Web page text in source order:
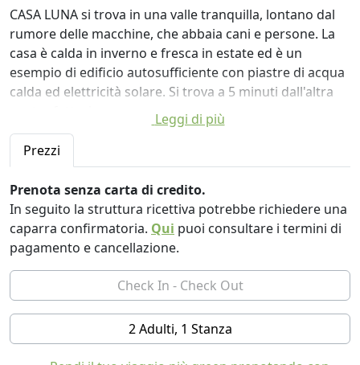
CASA LUNA si trova in una valle tranquilla, lontano dal
rumore delle macchine, che abbaia cani e persone. La
casa è calda in inverno e fresca in estate ed è un
esempio di edificio autosufficiente con piastre di acqua
calda ed elettricità solare. Si trova a 5 minuti dall'altra
Casa Luna è una piccola stalla recentemente rinnovata,
si trova vicino al nostro altro cottage in affitto, quindi se
viaggi con amici o famiglia e vorresti essere vicino a
loro, ma hai il tuo spazio separato è l'ideale.
È quasi il 100% di energia autosufficiente con elettricità
solare e acqua calda e una stufa a legna. Accogliente in
inverno e fresco in estate. (C'è un piccolo fornello a gas
È un affascinante cottage con molte caratteristiche
uniche: una porta stabile, piastrelle locali, travi
tradizionali e tetto in bambù, ecc.
Lo spazio è compatto, ideale per una piccola famiglia,
Leggi di più
Prezzi
Prenota senza carta di credito.
In seguito la struttura ricettiva potrebbe richiedere una
caparra confirmatoria. Qui puoi consultare i termini di
pagamento e cancellazione.
2 Adulti, 1 Stanza